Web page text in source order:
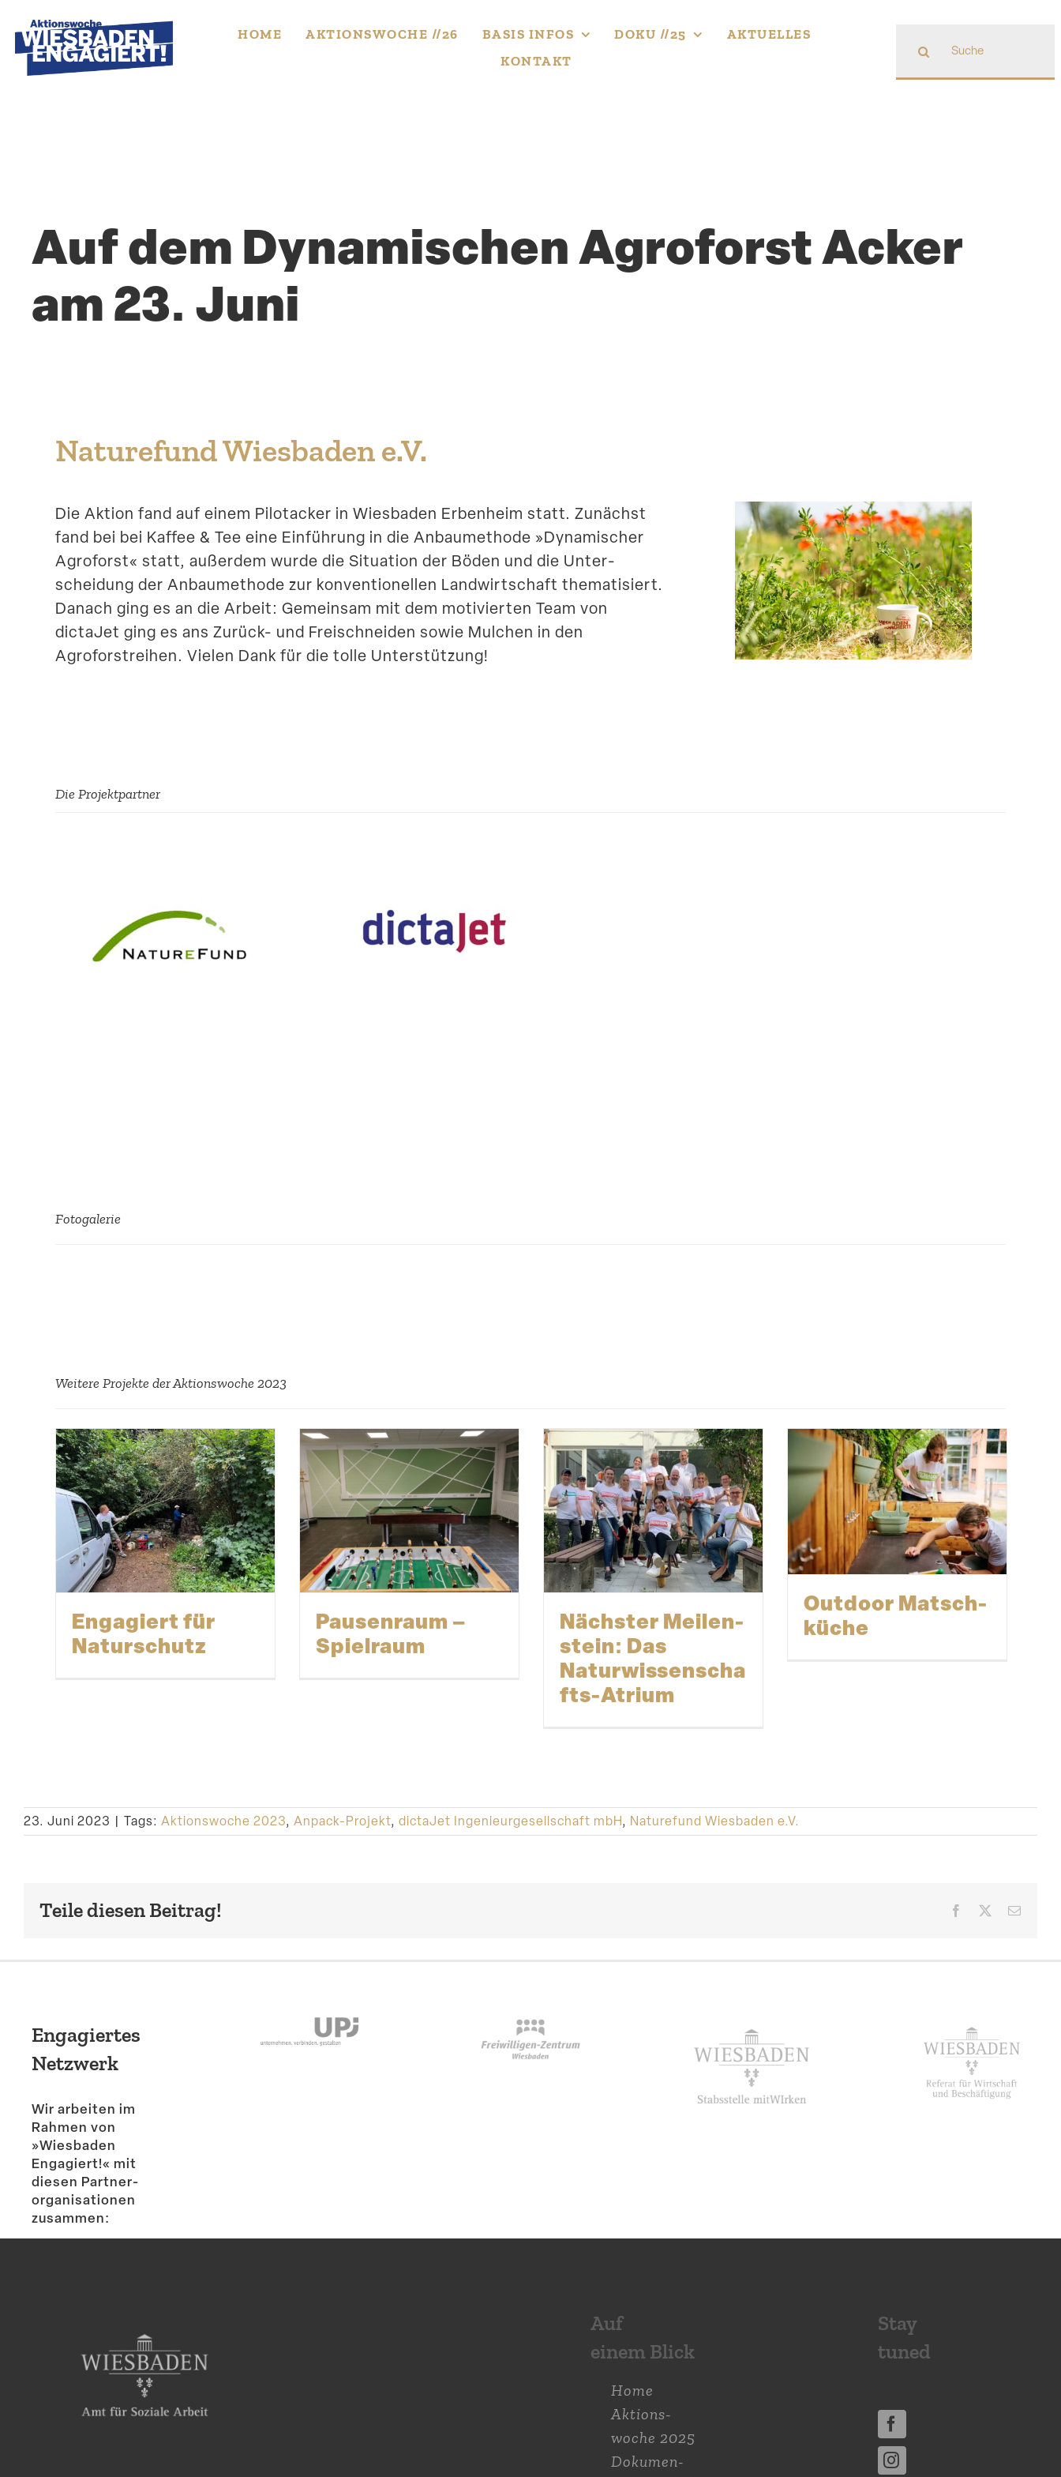
to
content
HOME AKTIONS­WOCHE //26 BASIS INFOS DOKU //25
AKTUELLES
KONTAKT
nach:
Auf dem Dynami­schen Agroforst Acker
am 23. Juni
Naturefund Wiesbaden e.V.
Die Aktion fand auf einem Pilot­acker in Wiesbaden Erbenheim statt. Zunächst
fand bei bei Kaffee & Tee eine Einführung in die Anbau­me­thode »Dynami­scher
Agroforst« statt, außerdem wurde die Situation der Böden und die Unter­
scheidung der Anbau­me­thode zur konven­tio­nellen Landwirt­schaft thema­ti­siert.
Danach ging es an die Arbeit: Gemeinsam mit dem motivierten Team von
dictaJet ging es ans Zurück- und Freischneiden sowie Mulchen in den
Agroforst­reihen. Vielen Dank für die tolle Unterstützung!
Die Projekt­partner
Fotoga­lerie
Weitere Projekte der Aktions­woche 2023
Engagiert für
Naturschutz
Pausenraum –
Spielraum
Nächster Meilen­
stein: Das
Naturwissenscha
fts-Atrium
Outdoor Matsch­
küche
23. Juni 2023 | Tags: Aktionswoche 2023, Anpack-Projekt, dictaJet Ingenieurgesellschaft mbH, Naturefund Wiesbaden e.V.
Teile diesen Beitrag! Facebook
Engagiertes
Netzwerk
Wir arbeiten im
Rahmen von
»Wiesbaden
Engagiert!« mit
diesen Partner­
or­ga­ni­sa­tionen
zusammen:
Auf
einem Blick
Home
Aktions­
woche 2025
Dokumen­
Stay
tuned